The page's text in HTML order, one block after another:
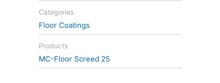
Categories
Floor Coatings
Products
MC-Floor Screed 25